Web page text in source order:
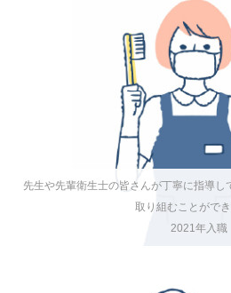
先生や先輩衛生士の皆さんが丁寧に指導し
取り組むことができ
2021年入職